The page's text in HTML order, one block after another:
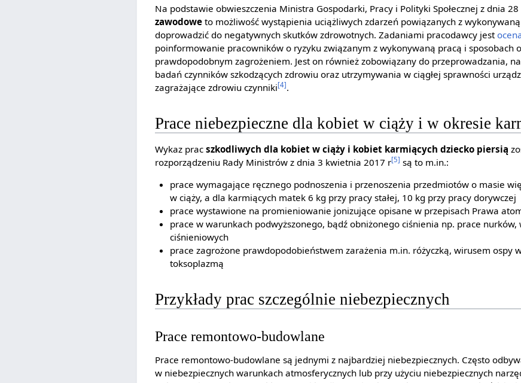
Na podstawie obwieszczenia Ministra Gospodarki, Pracy i Polityki Społecznej z dnia
zawodowe to możliwość wystąpienia uciążliwych zdarzeń powiązanych z
doprowadzić do negatywnych skutków zdrowotnych. Zadaniami pracodawcy jest
poinformowanie pracowników o ryzyku związanym z wykonywaną pracą i sposobach
prawdopodobnym zagrożeniem. Jest on również zobowiązany do przeprowadzania,
badań czynników szkodzących zdrowiu oraz utrzymywania w ciągłej sprawności
zagrażające zdrowiu czynniki[4].
Prace niebezpieczne dla kobiet w ciąży i w okresie
Wykaz pracszkodliwych dla kobiet w ciąży i kobiet karmiących dziecko piersią
rozporządzeniu Rady Ministrów z dnia 3 kwietnia 2017 r[5] są to m.in.:
prace wymagające ręcznego podnoszenia i przenoszenia przedmiotów o masie
w ciąży, a dla karmiących matek 6 kg przy pracy stałej, 10 kg przy pracy dorywczej
prace wystawione na promieniowanie jonizujące opisane w przepisach Prawa
prace w warunkach podwyższonego, bądź obniżonego ciśnienia np. prace nurków,
ciśnieniowych
prace zagrożone prawdopodobieństwem zarażenia m.in. różyczką, wirusem ospy
toksoplazmą
Przykłady prac szczególnie niebezpiecznych
Prace remontowo-budowlane
Prace remontowo-budowlane są jednymi z najbardziej niebezpiecznych. Często
w niebezpiecznych warunkach atmosferycznych lub przy użyciu niebezpiecznych